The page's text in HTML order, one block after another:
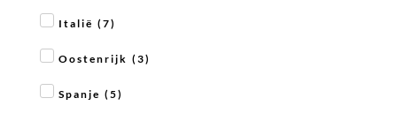
Italië ( 7)
Oostenrijk ( 3)
Spanje ( 5)